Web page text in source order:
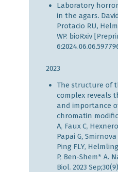
Laboratory
in the agars.
Protacio RU,
WP. bioRxiv
2023
The structure of
complex reveals
and importance
chromatin
A, Faux C,
Papai G, Smirnova
Ping FLY,
P, Ben-Shem* A.
Biol. 2023